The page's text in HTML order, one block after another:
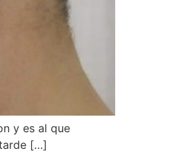
y es al que
[…]